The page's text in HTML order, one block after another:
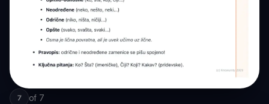
7 of 7